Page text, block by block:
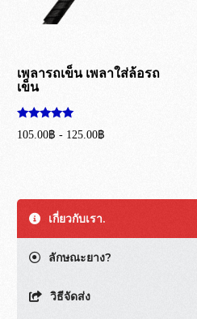
เพลารถเข็น เพลาใส่ล้อรถ
เข็น
ให้คะแนน
5.00
105.00฿ - 125.00฿
เกี่ยวกับเรา.
ลักษณะยาง?
วิธีจัดส่ง